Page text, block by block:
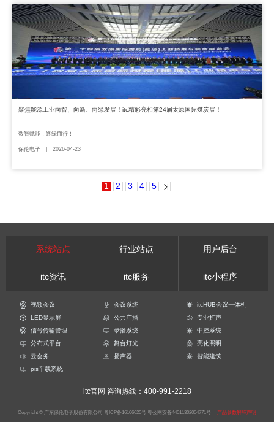
聚焦能源工业向智、向新、向绿发展！itc精彩亮相第24届太原国际煤炭展！
数智赋能，逐绿而行！
保伦电子 | 2026-04-23
1 2 3 4 5
系统站点 行业站点 用户后台
itc资讯 itc服务 itc小程序
视频会议 会议系统
itcHUB会议一体机
LED显示屏
公共广播
专业扩声
信号传输管理
录播系统
中控系统
分布式平台
舞台灯光
亮化照明
云会务
扬声器
智能建筑
pis车载系统
itc官网 咨询热线：400-991-2218
Copyright © 广东保伦电子股份有限公司 粤ICP备16106620号 粤公网安备44011302004771号 产品参数解释声明